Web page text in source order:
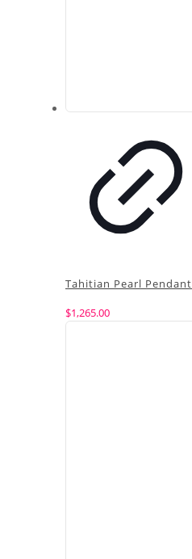
Tahitian Pearl Pendant
$1,265.00